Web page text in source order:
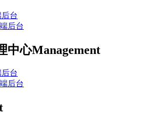
台
后台
中心Management
台
后台